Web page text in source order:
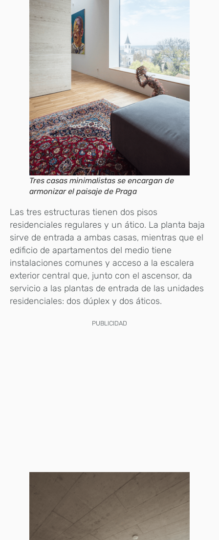
Tres casas minimalistas se encargan de
armonizar el paisaje de Praga
Las tres estructuras tienen dos pisos
residenciales regulares y un ático. La planta baja
sirve de entrada a ambas casas, mientras que el
edificio de apartamentos del medio tiene
instalaciones comunes y acceso a la escalera
exterior central que, junto con el ascensor, da
servicio a las plantas de entrada de las unidades
residenciales: dos dúplex y dos áticos.
PUBLICIDAD